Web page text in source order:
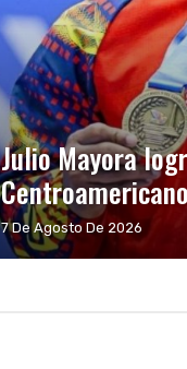
Julio Mayora
7 De Agosto De 2026